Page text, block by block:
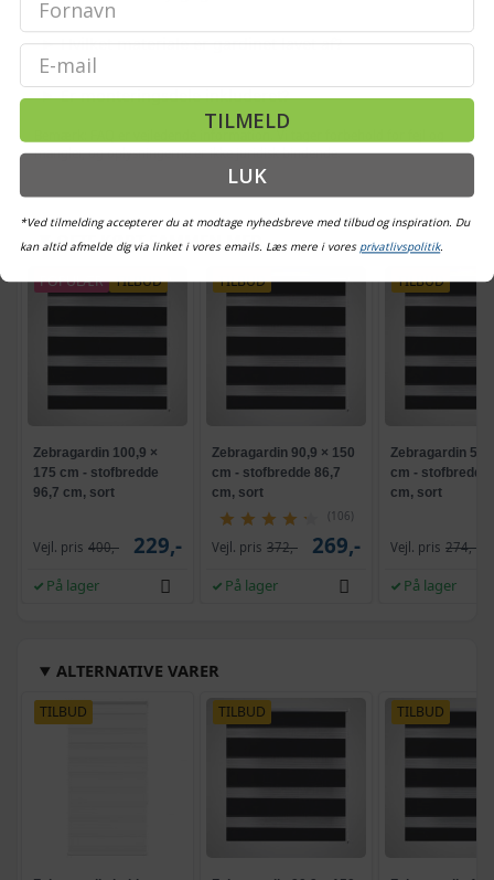
Hvilket materiale er gardinet lavet af?
Er monteringsdele inkluderet?
mangler, og oplysningerne er ikke juridisk bindende.
OFTE KØBT SAMMEN MED
POPULÆR TILBUD
Zebragardin 100,9 ×
175 cm - stofbredde
96,7 cm, sort
Vejl. pris 400,- 229,-
På lager
TILBUD
Zebragardin 90,9 × 150
cm - stofbredde 86,7
cm, sort
(106)
Vejl. pris 372,- 269,-
På lager
TILBUD
Zebragardin
cm - stofbredde
cm, sort
Vejl. pris 274,-
På lager
ALTERNATIVE VARER
TILBUD TILBUD TILBUD
Email
TILMELD
LUK
*Ved tilmelding accepterer du at modtage nyhedsbreve med tilbud og inspiration. Du
kan altid afmelde dig via linket i vores emails. Læs mere i vores privatlivspolitik.